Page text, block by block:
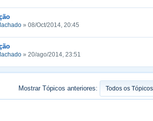
» 08/Oct/2014, 20:45
» 20/ago/2014, 23:51
Mostrar Tópicos anteriores: